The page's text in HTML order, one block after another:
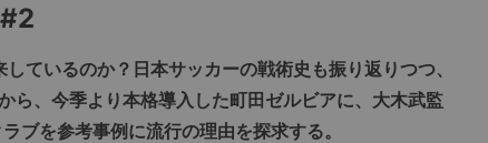
#2
ているのか？日本サッカーの戦術史も振り返りつつ、
ら、今季より本格導入した町田ゼルビアに、大木武監
ブを参考事例に流行の理由を探求する。